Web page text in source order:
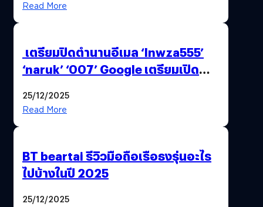
Read More
เตรียมปิดตำนานอีเมล ‘lnwza555’
‘naruk’ ‘007’ Google เตรียมเปิด
25/12/2025
Read More
BT beartai รีวิวมือถือเรือธงรุ่นอะไร
ไปบ้างในปี 2025
25/12/2025